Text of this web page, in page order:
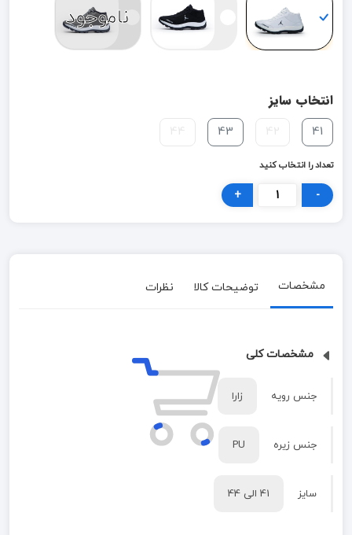
ناموجود
انتخاب سایز
41
43
تعداد را انتخاب کنید
-
+
مشخصات توضیحات کالا نظرات
مشخصات کلی
جنس رویه زارا
جنس زیره PU
سایز 41 الی 44